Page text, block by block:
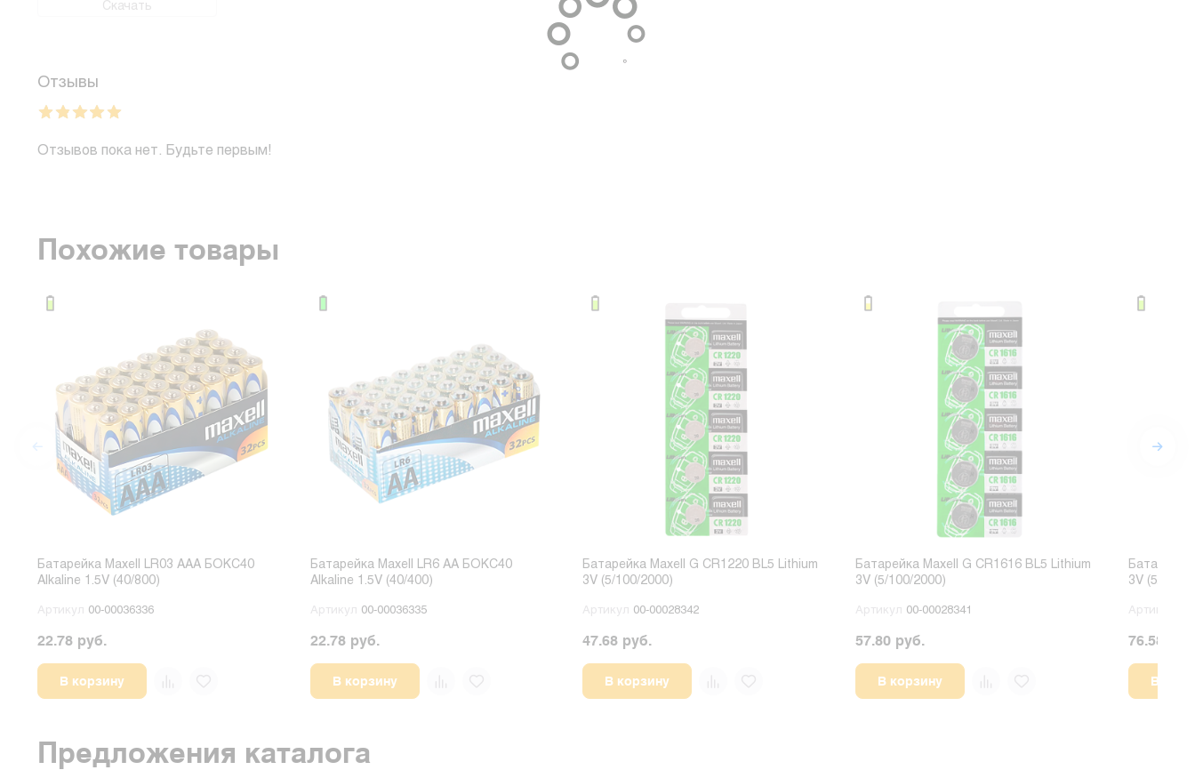
Скачать
Отзывы
Отзывов пока нет. Будьте первым!
Похожие товары
Батарейка Maxell LR03 AAA БОКС40
Alkaline 1.5V (40/800)
Артикул 00-00036336
22.78 руб.
В корзину
Батарейка Maxell LR6 AA БОКС40
Alkaline 1.5V (40/400)
Артикул 00-00036335
22.78 руб.
В корзину
Батарейка Maxell G CR1220 BL5 Lithium
3V (5/100/2000)
Артикул 00-00028342
47.68 руб.
В корзину
Батарейка Maxell G CR1616 BL5 Lithium
3V (5/100/2000)
Артикул 00-00028341
57.80 руб.
В корзину
3V (5/100/
Артикул
76.58
В
Предложения каталога